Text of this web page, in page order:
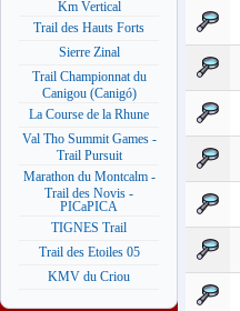
Km Vertical
Trail des Hauts Forts
Sierre Zinal
Trail Championnat du
Canigou (Canigó)
La Course de la Rhune
Val Tho Summit Games -
Trail Pursuit
Marathon du Montcalm -
Trail des Novis -
PICaPICA
TIGNES Trail
Trail des Etoiles 05
KMV du Criou